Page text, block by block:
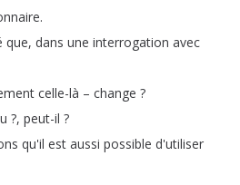
.
que, dans une interrogation avec
celle-là – change ?
?, peut-il ?
qu'il est aussi possible d'utiliser